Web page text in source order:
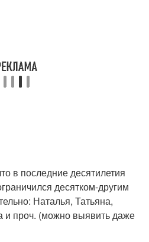
в последние десятилетия
десятком-другим
Наталья, Татьяна,
и проч. (можно выявить даже